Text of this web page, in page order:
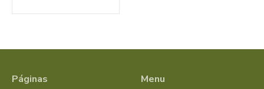
Páginas Menu